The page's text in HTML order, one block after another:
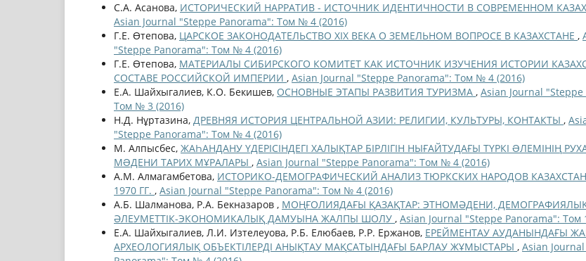
С.А. Асанова, ИСТОРИЧЕСКИЙ НАРРАТИВ - ИСТОЧНИК ИДЕНТИЧНОСТИ В СОВРЕМЕННОМ
Asian Journal "Steppe Panorama": Том № 4 (2016)
Г.Е. Өтепова, ЦАРСКОЕ ЗАКОНОДАТЕЛЬСТВО XIX ВЕКА О ЗЕМЕЛЬНОМ ВОПРОСЕ В КАЗАХСТАНЕ ,
"Steppe Panorama": Том № 4 (2016)
Г.Е. Өтепова, МАТЕРИАЛЫ СИБИРСКОГО КОМИТЕТ КАК ИСТОЧНИК ИЗУЧЕНИЯ ИСТОРИИ
СОСТАВЕ РОССИЙСКОЙ ИМПЕРИИ , Asian Journal "Steppe Panorama": Том № 4 (2016)
Е.А. Шайхыгалиев, К.О. Бекишев, ОСНОВНЫЕ ЭТАПЫ РАЗВИТИЯ ТУРИЗМА , Asian Journal
Том № 3 (2016)
Н.Д. Нұртазина, ДРЕВНЯЯ ИСТОРИЯ ЦЕНТРАЛЬНОЙ АЗИИ: РЕЛИГИИ, КУЛЬТУРЫ, КОНТАКТЫ ,
"Steppe Panorama": Том № 4 (2016)
М. Алпысбес, ЖАҺАНДАНУ ҮДЕРІСІНДЕГІ ХАЛЫҚТАР БІРЛІГІН НЫҒАЙТУДАҒЫ ТҮРКІ ƏЛЕМІНІҢ
МƏДЕНИ ТАРИХ МҰРАЛАРЫ , Asian Journal "Steppe Panorama": Том № 4 (2016)
А.М. Алмагамбетова, ИСТОРИКО-ДЕМОГРАФИЧЕСКИЙ АНАЛИЗ ТЮРКСКИХ НАРОДОВ
1970 ГГ. , Asian Journal "Steppe Panorama": Том № 4 (2016)
А.Б. Шалманова, Р.А. Бекназаров , МОҢҒОЛИЯДАҒЫ ҚАЗАҚТАР: ЭТНОМӘДЕНИ,
ӘЛЕУМЕТТІК-ЭКОНОМИКАЛЫҚ ДАМУЫНА ЖАЛПЫ ШОЛУ , Asian Journal "Steppe Panorama": Том
Е.А. Шайхыгалиев, Л.И. Изтелеуова, Р.Б. Елюбаев, Р.Р. Ержанов, ЕРЕЙМЕНТАУ АУДАНЫНДАҒЫ
АРХЕОЛОГИЯЛЫҚ ОБЪЕКТІЛЕРДІ АНЫҚТАУ МАҚСАТЫНДАҒЫ БАРЛАУ ЖҰМЫСТАРЫ , Asian